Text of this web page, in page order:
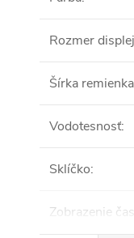
Rozmer
Šírka remienka
Vodotesnosť:
Sklíčko:
Zobrazenie